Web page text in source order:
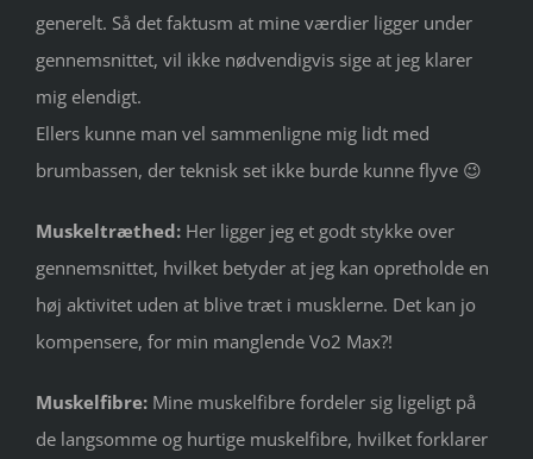
generelt. Så det faktusm at mine værdier ligger under
gennemsnittet, vil ikke nødvendigvis sige at jeg klarer
mig elendigt.
Ellers kunne man vel sammenligne mig lidt med
brumbassen, der teknisk set ikke burde kunne flyve 😉
Muskeltræthed: Her ligger jeg et godt stykke over
gennemsnittet, hvilket betyder at jeg kan opretholde en
høj aktivitet uden at blive træt i musklerne. Det kan jo
kompensere, for min manglende Vo2 Max?!
Muskelfibre: Mine muskelfibre fordeler sig ligeligt på
de langsomme og hurtige muskelfibre, hvilket forklarer